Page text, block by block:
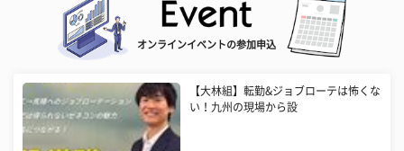
オンラインイベントの参加申込
【大林組】転勤&ジョブローテは怖くな
い！九州の現場から設